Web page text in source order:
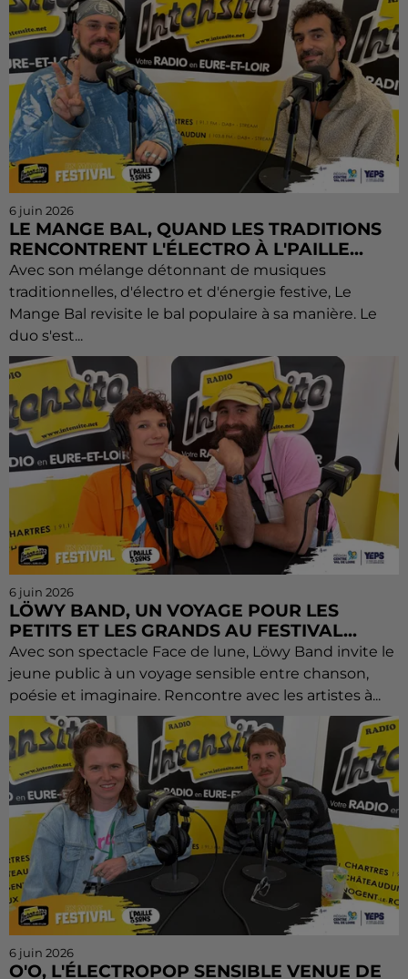
6 juin 2026
LE MANGE BAL, QUAND LES TRADITIONS
RENCONTRENT L'ÉLECTRO À L'PAILLE...
Avec son mélange détonnant de musiques
traditionnelles, d'électro et d'énergie festive, Le
Mange Bal revisite le bal populaire à sa manière. Le
duo s'est...
6 juin 2026
LÖWY BAND, UN VOYAGE POUR LES
PETITS ET LES GRANDS AU FESTIVAL...
Avec son spectacle Face de lune, Löwy Band invite le
jeune public à un voyage sensible entre chanson,
poésie et imaginaire. Rencontre avec les artistes à...
6 juin 2026
O'O, L'ÉLECTROPOP SENSIBLE VENUE DE